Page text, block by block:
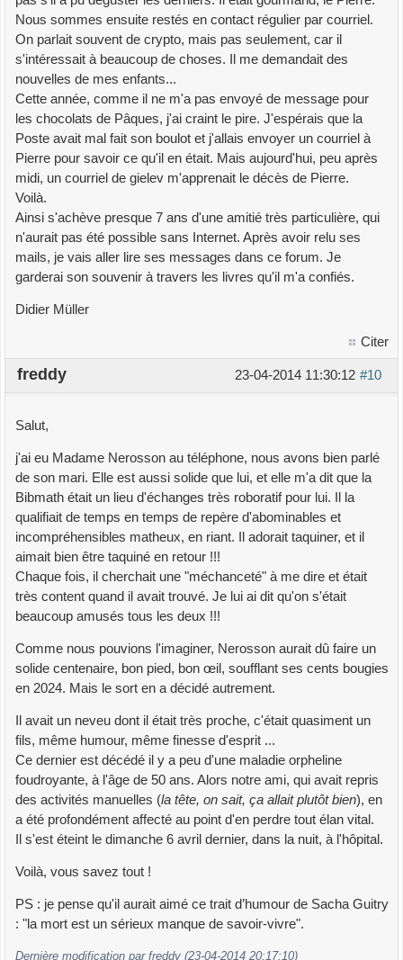
Nous sommes ensuite restés en contact régulier par courriel.
On parlait souvent de crypto, mais pas seulement, car il
s'intéressait à beaucoup de choses. Il me demandait des
nouvelles de mes enfants...
Cette année, comme il ne m'a pas envoyé de message pour
les chocolats de Pâques, j'ai craint le pire. J'espérais que la
Poste avait mal fait son boulot et j'allais envoyer un courriel à
Pierre pour savoir ce qu'il en était. Mais aujourd'hui, peu après
midi, un courriel de gielev m'apprenait le décès de Pierre.
Voilà.
Ainsi s'achève presque 7 ans d'une amitié très particulière, qui
n'aurait pas été possible sans Internet. Après avoir relu ses
mails, je vais aller lire ses messages dans ce forum. Je
garderai son souvenir à travers les livres qu'il m'a confiés.
Didier Müller
Citer
#10
23-04-2014 11:30:12
freddy
Salut,
j'ai eu Madame Nerosson au téléphone, nous avons bien parlé
de son mari. Elle est aussi solide que lui, et elle m'a dit que la
Bibmath était un lieu d'échanges très roboratif pour lui. Il la
qualifiait de temps en temps de repère d'abominables et
incompréhensibles matheux, en riant. Il adorait taquiner, et il
aimait bien être taquiné en retour !!!
Chaque fois, il cherchait une "méchanceté" à me dire et était
très content quand il avait trouvé. Je lui ai dit qu'on s'était
beaucoup amusés tous les deux !!!
Comme nous pouvions l'imaginer, Nerosson aurait dû faire un
solide centenaire, bon pied, bon œil, soufflant ses cents bougies
en 2024. Mais le sort en a décidé autrement.
Il avait un neveu dont il était très proche, c'était quasiment un
fils, même humour, même finesse d'esprit ...
Ce dernier est décédé il y a peu d'une maladie orpheline
foudroyante, à l'âge de 50 ans. Alors notre ami, qui avait repris
des activités manuelles (la tête, on sait, ça allait plutôt bien), en
a été profondément affecté au point d'en perdre tout élan vital.
Il s'est éteint le dimanche 6 avril dernier, dans la nuit, à l'hôpital.
Voilà, vous savez tout !
PS : je pense qu'il aurait aimé ce trait d’humour de Sacha Guitry
: "la mort est un sérieux manque de savoir-vivre".
Dernière modification par freddy (23-04-2014 20:17:10)